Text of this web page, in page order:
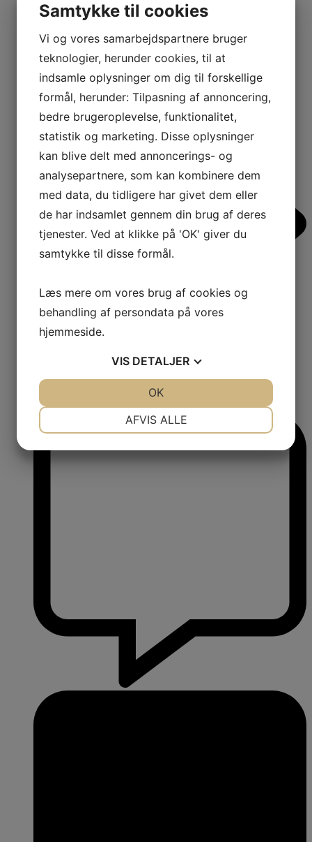
Comments:
Samtykke til cookies
Vi og vores samarbejdspartnere bruger
teknologier, herunder cookies, til at
indsamle oplysninger om dig til forskellige
formål, herunder: Tilpasning af annoncering,
bedre brugeroplevelse, funktionalitet,
statistik og marketing. Disse oplysninger
kan blive delt med annoncerings- og
analysepartnere, som kan kombinere dem
med data, du tidligere har givet dem eller
de har indsamlet gennem din brug af deres
tjenester. Ved at klikke på 'OK' giver du
samtykke til disse formål.
Læs mere om vores brug af cookies og
behandling af persondata på vores
hjemmeside.
VIS DETALJER
AFVIS ALLE
OK